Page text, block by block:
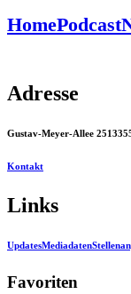
HomePodcast
Adresse
Gustav-Meyer-Allee 25
Kontakt
Links
UpdatesMediadaten
Favoriten